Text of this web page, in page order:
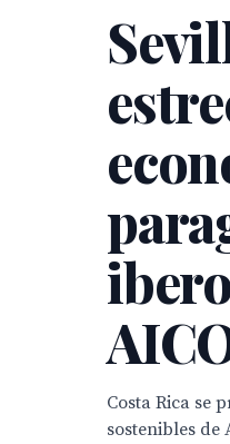
Costa Rica se
sostenibles de